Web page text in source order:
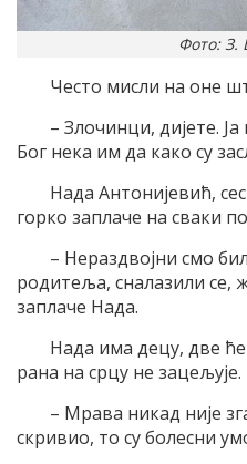
Фото:
Често мисли на оне
– Злочинци, дијете.
Бог нека им да како су
Нада Антонијевић,
горко заплаче на сваки
– Нераздвојни смо
родитеља, сналазили се,
заплаче Нада.
Нада има децу, две
рана на срцу не зацељује.
– Мрава никад није
скривио, то су болесни